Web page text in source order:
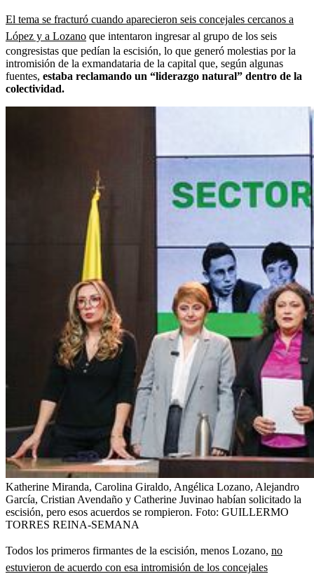
El tema se fracturó cuando aparecieron seis concejales cercanos a
López y a Lozano que intentaron ingresar al grupo de los seis
congresistas que pedían la escisión, lo que generó molestias por la
intromisión de la exmandataria de la capital que, según algunas
fuentes, estaba reclamando un “liderazgo natural” dentro de la
colectividad.
Katherine Miranda, Carolina Giraldo, Angélica Lozano, Alejandro
García, Cristian Avendaño y Catherine Juvinao habían solicitado la
escisión, pero esos acuerdos se rompieron. Foto: GUILLERMO
TORRES REINA-SEMANA
Todos los primeros firmantes de la escisión, menos Lozano, no
estuvieron de acuerdo con esa intromisión de los concejales